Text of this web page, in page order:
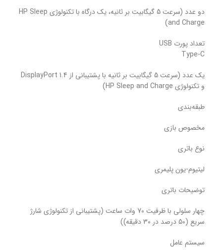
دو عدد (سرعت 5 گیگابیت بر ثانیه، یک درگاه با تکنولوژی HP Sleep
and Charge)
تعداد پورت USB
Type-C
یک عدد (سرعت 5 گیگابیت بر ثانیه با پشتیبانی از DisplayPort 1.4
و تکنولوژی HP Sleep and Charge)
طبقه‌بندی
مخصوص بازی
نوع باتری
لیتیوم-یون پلیمری
توضیحات باتری
چهار سلولی با ظرفیت 70 وات ساعت (پشتیبانی از تکنولوژی شارژ
سریع (50 درصد در 30 دقیقه))
سیستم عامل